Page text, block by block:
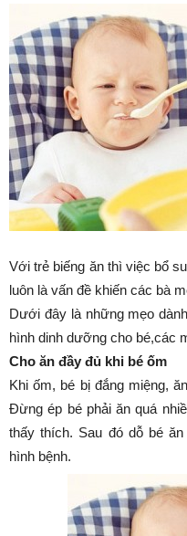
Với trẻ biếng ăn thì việc bổ
luôn là vấn đề khiến các bà
Dưới đây là những mẹo
hình dinh dưỡng cho bé,các
Cho ăn đầy đủ khi bé ốm
Khi ốm, bé bị đắng miệng,
Đừng ép bé phải ăn quá
thấy thích. Sau đó dỗ bé
hình bệnh.